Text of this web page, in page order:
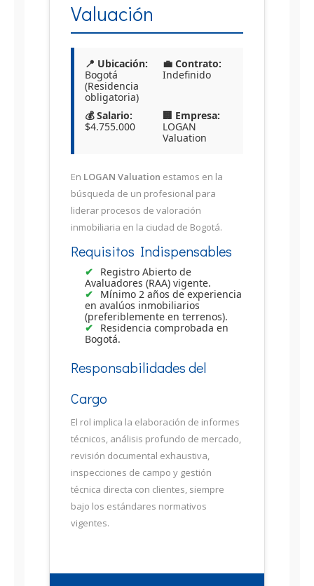
Valuación
📍 Ubicación:
Bogotá
(Residencia
obligatoria)
💼 Contrato:
Indefinido
💰 Salario:
$4.755.000
🏢 Empresa:
LOGAN
Valuation
En LOGAN Valuation estamos en la
búsqueda de un profesional para
liderar procesos de valoración
inmobiliaria en la ciudad de Bogotá.
Requisitos Indispensables
Registro Abierto de
Avaluadores (RAA) vigente.
Mínimo 2 años de experiencia
en avalúos inmobiliarios
(preferiblemente en terrenos).
Residencia comprobada en
Bogotá.
Responsabilidades del
Cargo
El rol implica la elaboración de informes
técnicos, análisis profundo de mercado,
revisión documental exhaustiva,
inspecciones de campo y gestión
técnica directa con clientes, siempre
bajo los estándares normativos
vigentes.